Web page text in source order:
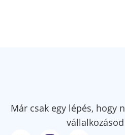
Már csak egy lépés, hogy